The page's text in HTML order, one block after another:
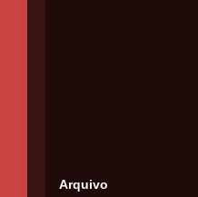
Arquivo